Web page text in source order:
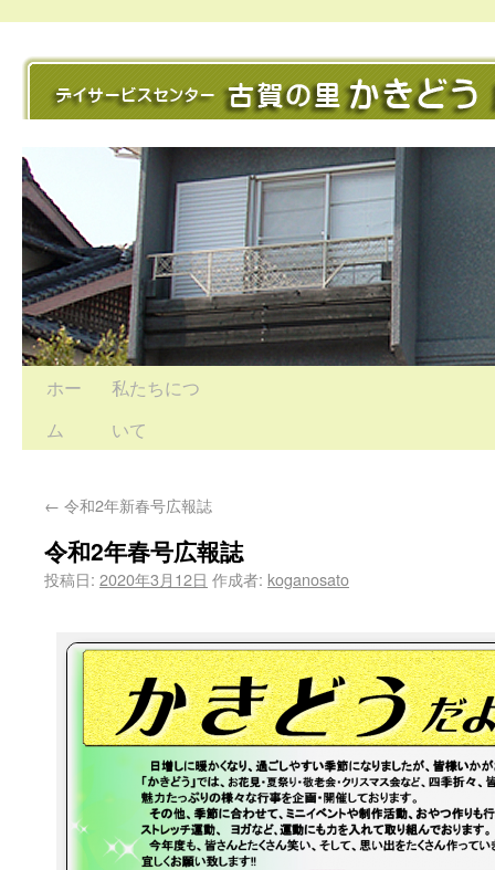
ホー
ム
私たちにつ
いて
← 令和2年新春号広報誌
令和2年春号広報誌
投稿日: 2020年3月12日 作成者: koganosato